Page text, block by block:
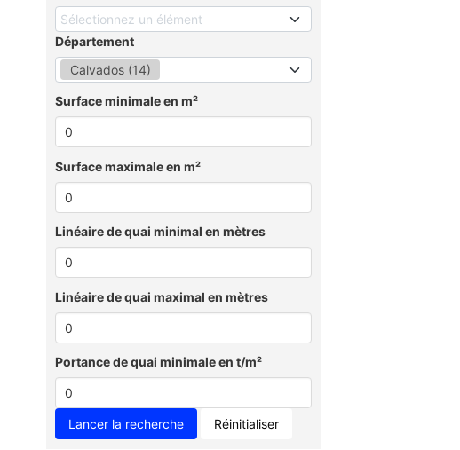
Sélectionnez un élément
Département
Calvados (14)
Surface minimale en m²
Surface maximale en m²
Linéaire de quai minimal en mètres
Linéaire de quai maximal en mètres
Portance de quai minimale en t/m²
Réinitialiser